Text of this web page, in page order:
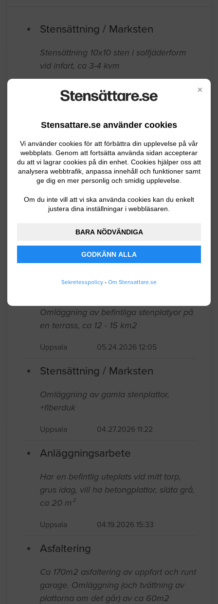
×
Stensattare.se använder cookies
Vi använder cookies för att förbättra din upplevelse på vår
webbplats. Genom att fortsätta använda sidan accepterar
du att vi lagrar cookies på din enhet. Cookies hjälper oss att
analysera webbtrafik, anpassa innehåll och funktioner samt
ge dig en mer personlig och smidig upplevelse.
Om du inte vill att vi ska använda cookies kan du enkelt
justera dina inställningar i webbläsaren.
BARA NÖDVÄNDIGA
GODKÄNN ALLA
Sekretesspolicy • Om Stensattare.se
Stensättning / Marksten
Stensättning 10x10 sten i solfjäderform
vid infart, ca 3-4 kvm
(plattor eller skiffer) vår lilla altan på ca
3x6 meter. Även om möjligt hjälp att riva
och frakta bort nuvarande träaltan. Tack!
Håbo 07.01.2026 13:51
Stenläggning runt glasfiberpool
Enköping 06.01.2026 12:45
Stensättning / Marksten
Omläggning av befintliga stenplatyor på
en terrass, ca 12 - 15 km2
Uppsala 05.24.2026 12:05
Stensättning / Marksten
Omläggning av gamla stenplattor,
+fiberduk
Uppsala 04.27.2026 11:22
Anläggningsarbete
Har en befintlig uteplats vid mitt torp,
grus idag, vill ha betongplattor, släta grå,
ca 20 m²
Uppsala 04.19.2026 15:33
Asfaltering
Ca 170m2 asfaltering av uppfart och runt
garage. Omläggning (och tvättning av
plattorna om det går) av ca 60m2